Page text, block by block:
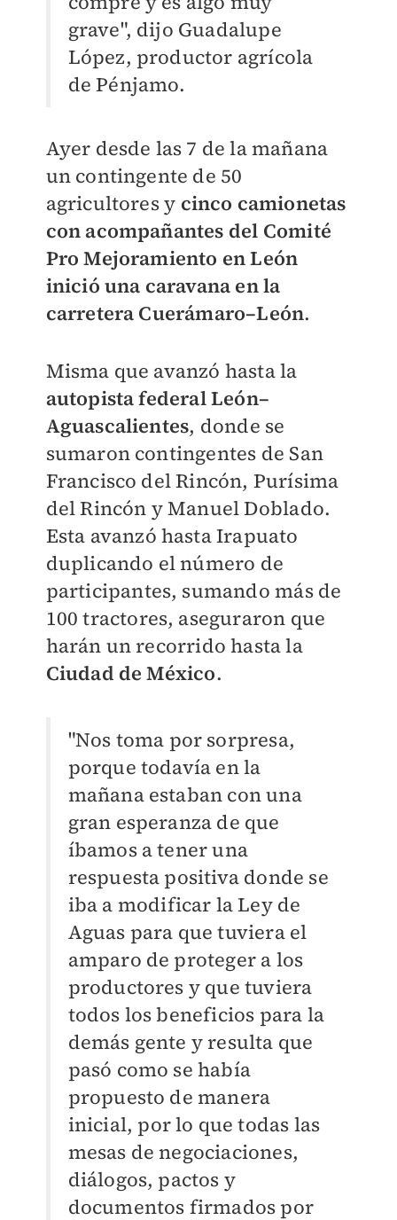
grave", dijo Guadalupe
López, productor agrícola
de Pénjamo.
Ayer desde las 7 de la mañana
un contingente de 50
agricultores y cinco camionetas
con acompañantes del Comité
Pro Mejoramiento en León
inició una caravana en la
carretera Cuerámaro–León.
Misma que avanzó hasta la
autopista federal León–
Aguascalientes, donde se
sumaron contingentes de San
Francisco del Rincón, Purísima
del Rincón y Manuel Doblado.
Esta avanzó hasta Irapuato
duplicando el número de
participantes, sumando más de
100 tractores, aseguraron que
harán un recorrido hasta la
Ciudad de México.
"Nos toma por sorpresa,
porque todavía en la
mañana estaban con una
gran esperanza de que
íbamos a tener una
respuesta positiva donde se
iba a modificar la Ley de
Aguas para que tuviera el
amparo de proteger a los
productores y que tuviera
todos los beneficios para la
demás gente y resulta que
pasó como se había
propuesto de manera
inicial, por lo que todas las
mesas de negociaciones,
diálogos, pactos y
documentos firmados por